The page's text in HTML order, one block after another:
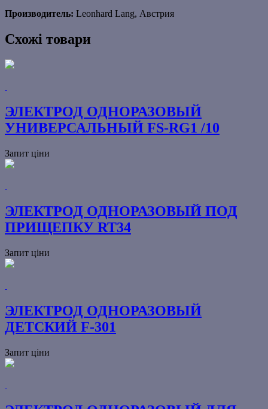
Производитель: Leonhard Lang, Австрия
Схожі товари
ЭЛЕКТРОД ОДНОРАЗОВЫЙ
УНИВЕРСАЛЬНЫЙ FS-RG1 /10
Запит ціни
ЭЛЕКТРОД ОДНОРАЗОВЫЙ ПОД
ПРИЩЕПКУ RT34
Запит ціни
ЭЛЕКТРОД ОДНОРАЗОВЫЙ
ДЕТСКИЙ F-301
Запит ціни